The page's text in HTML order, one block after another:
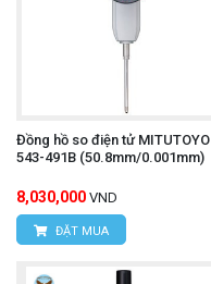
Đồng hồ so điện tử MITUTOYO
543-491B (50.8mm/0.001mm)
8,030,000 VND
ĐẶT MUA